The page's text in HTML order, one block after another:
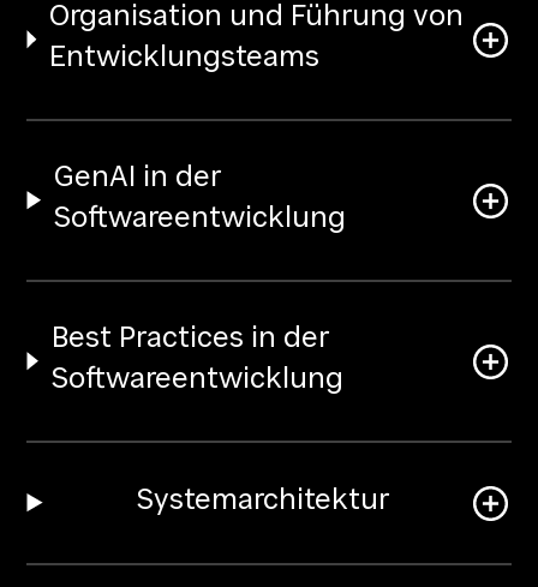
Organisation und Führung von
Entwicklungsteams
GenAI in der
Softwareentwicklung
Best Practices in der
Softwareentwicklung
Systemarchitektur